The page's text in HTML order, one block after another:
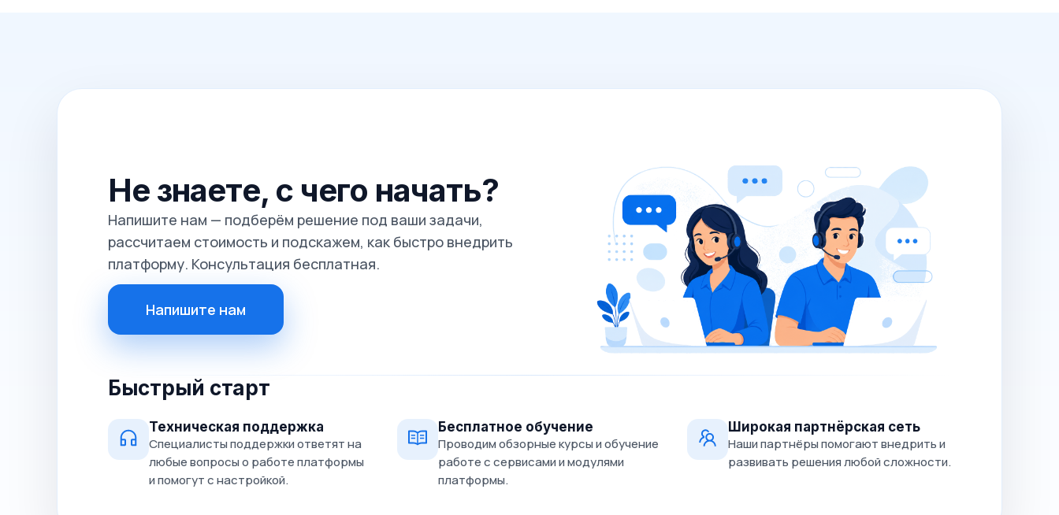
Не знаете, с чего начать?
Напишите нам — подберём решение под ваши задачи,
рассчитаем стоимость и подскажем, как быстро внедрить
платформу. Консультация бесплатная.
Напишите нам
Быстрый старт
Техническая поддержка
Специалисты поддержки ответят на
любые вопросы о работе платформы
и помогут с настройкой.
Бесплатное обучение
Проводим обзорные курсы и обучение
работе с сервисами и модулями
платформы.
Широкая партнёрская сеть
Наши партнёры помогают внедрить и
развивать решения любой сложности.